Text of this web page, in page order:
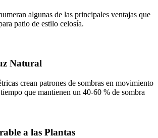
algunas de las principales ventajas que
patio de estilo celosía.
Natural
crean patrones de sombras en movimiento
que mantienen un 40-60 % de sombra
a las Plantas